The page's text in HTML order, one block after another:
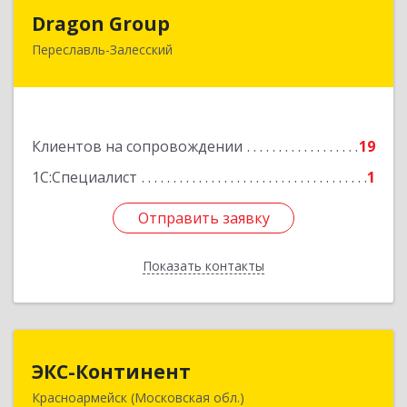
Dragon Group
Переславль-Залесский
Клиентов на сопровождении
19
1С:Специалист
1
Отправить заявку
Показать контакты
152020, Ярославская обл, Переславль-
Отправить заявку
Назад
ЭКС-Континент
Красноармейск (Московская обл.)
141292, Московская область, Красноармейск,